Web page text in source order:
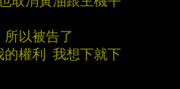
以被告了
的權利 我想下就下